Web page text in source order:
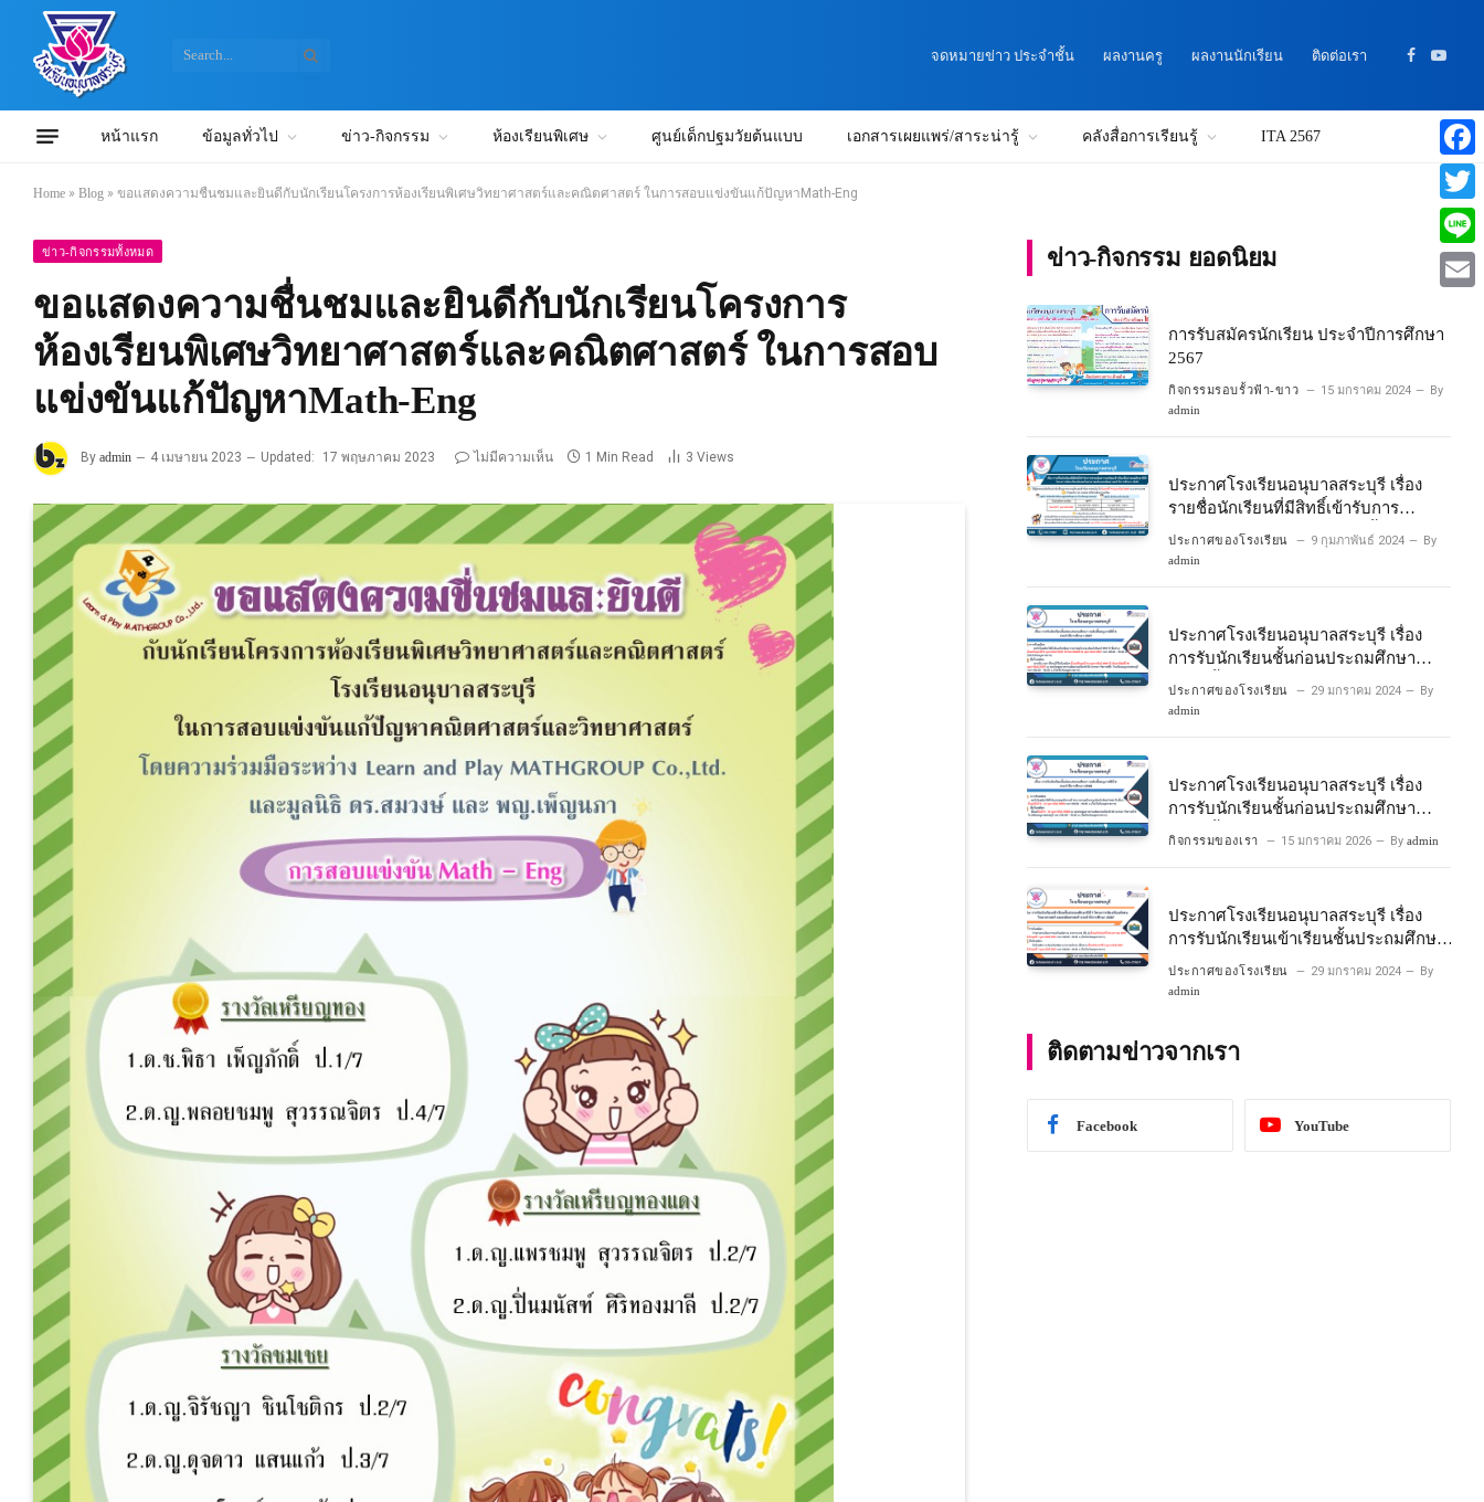
จดหมายข่าว ประจำชั้น ผลงานครู ผลงานนักเรียน ติดต่อเรา
Facebook
หน้าแรก ข้อมูลทั่วไป ข่าว-กิจกรรม ห้องเรียนพิเศษ ศูนย์เด็กปฐมวัยต้นแบบ เอกสารเผยแพร่/สาระน่ารู้ คลังสื่อการเรียนรู้ ITA 2567
Home » Blog » ขอแสดงความชื่นชมและยินดีกับนักเรียนโครงการห้องเรียนพิเศษวิทยาศาสตร์และคณิตศาสตร์ ในการสอบแข่งขันแก้ปัญหาMath-Eng
ข่าว-กิจกรรมทั้งหมด
ขอแสดงความชื่นชมและยินดีกับนักเรียนโครงการ
ห้องเรียนพิเศษวิทยาศาสตร์และคณิตศาสตร์ ในการสอบ
แข่งขันแก้ปัญหาMath-Eng
By admin 4 เมษายน 2023 Updated: 17 พฤษภาคม 2023 ไม่มีความเห็น 1 Min Read 3 Views
ข่าว-กิจกรรม ยอดนิยม
การรับสมัครนักเรียน ประจำปีการศึกษา
2567
กิจกรรมรอบรั้วฟ้า-ขาว 15 มกราคม 2024 By
admin
ประกาศโรงเรียนอนุบาลสระบุรี เรื่อง
รายชื่อนักเรียนที่มีสิทธิ์เข้ารับการ
ประเมินความพร้อมเข้าเรียนชั้นประถม
ศึกษาปีที่ 1 โครงการห้องเรียนพิเศษ
ประกาศของโรงเรียน 9 กุมภาพันธ์ 2024 By
admin
ประกาศโรงเรียนอนุบาลสระบุรี เรื่อง
การรับนักเรียนชั้นก่อนประถมศึกษา
ระดับชั้นอนุบาลปีที่ 2 ประจําปีการศึกษา
2567
ประกาศของโรงเรียน 29 มกราคม 2024 By
admin
ประกาศโรงเรียนอนุบาลสระบุรี เรื่อง
การรับนักเรียนชั้นก่อนประถมศึกษา
ระดับชั้นอนุบาลปีที่ ๒ ประจำปีการศึกษา
กิจกรรมของเรา 15 มกราคม 2026 By admin
ประกาศโรงเรียนอนุบาลสระบุรี เรื่อง
การรับนักเรียนเข้าเรียนชั้นประถมศึกษา
ปีที่ 1 โครงการห้องเรียนพิเศษ
วิทยาศาสตร์ และคณิตศาสตร์ ประจําปี
ประกาศของโรงเรียน 29 มกราคม 2024 By
admin
ติดตามข่าวจากเรา
Facebook YouTube
Line